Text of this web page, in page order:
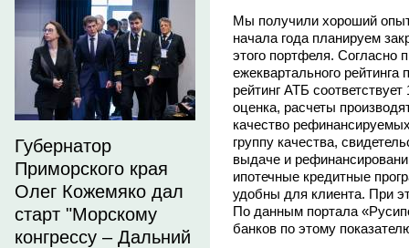
Губернатор
Приморского края
Олег Кожемяко дал
старт "Морскому
конгрессу – Дальний
Мы получили хороший
начала года планируем
этого портфеля.
ежеквартального
рейтинг АТБ
оценка, расчеты
качество
группу качества,
выдаче и
ипотечные кредитные
удобны для клиента. При
По данным портала
банков по этому